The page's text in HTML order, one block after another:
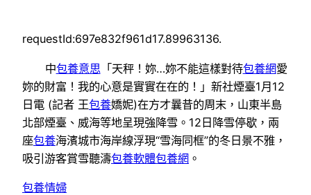
requestId:697e832f961d17.89963136.
中包養意思 「天秤！妳…妳不能這樣對待包養網愛
妳的財富！我的心意是實實在在的！」新社煙臺1月12
日電 (記者 王包養嬌妮)在方才曩昔的周末，山東半島
北部煙臺、威海等地呈現強降雪。12日降雪停歇，兩
座包養海濱城市海岸線浮現“雪海同框”的冬日景不雅，
吸引游客賞雪聽濤包養軟體包養網 。
包養情婦